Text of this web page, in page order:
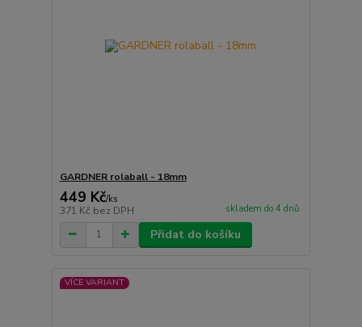
GARDNER rolaball - 18mm
449 Kč/ks
371 Kč bez DPH skladem do 4 dnů
Přidat do košíku
VÍCE VARIANT